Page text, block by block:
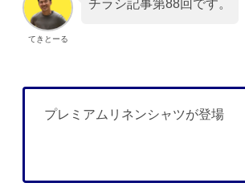
てきとーる
チラシ記事第88回です。
プレミアムリネンシャツが登場